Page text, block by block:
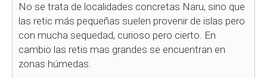
No se trata de localidades concretas Naru, sino que
las retic más pequeñas suelen provenir de islas pero
con mucha sequedad, curioso pero cierto. En
cambio las retis mas grandes se encuentran en
zonas húmedas.